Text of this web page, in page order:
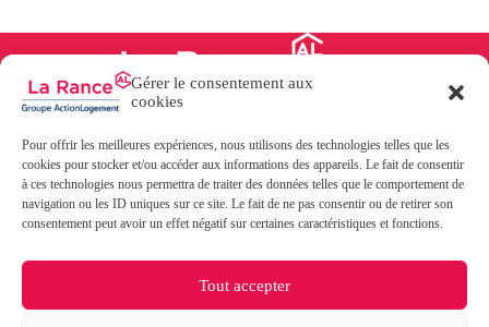
Gérer le consentement aux
cookies
Pour offrir les meilleures expériences, nous utilisons des technologies telles que les
cookies pour stocker et/ou accéder aux informations des appareils. Le fait de consentir
à ces technologies nous permettra de traiter des données telles que le comportement de
navigation ou les ID uniques sur ce site. Le fait de ne pas consentir ou de retirer son
consentement peut avoir un effet négatif sur certaines caractéristiques et fonctions.
Tout accepter
31, boulevard des Talards
35400 SAINT-MALO
02 99 40 02 20
Paiement en ligne
FAQ
Documentation